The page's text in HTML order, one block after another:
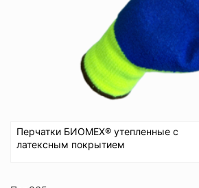
Перчатки БИОМЕХ® утепленные с
латексным покрытием